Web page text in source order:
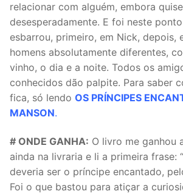
relacionar com alguém, embora
desesperadamente. E foi neste
esbarrou, primeiro, em Nick, depois,
homens absolutamente diferentes,
vinho, o dia e a noite. Todos os
conhecidos dão palpite. Para saber
fica, só lendo OS PRÍNCIPES
MANSON.
# ONDE GANHA: O livro me ganhou
ainda na livraria e li a primeira frase:
deveria ser o príncipe encantado,
Foi o que bastou para atiçar a